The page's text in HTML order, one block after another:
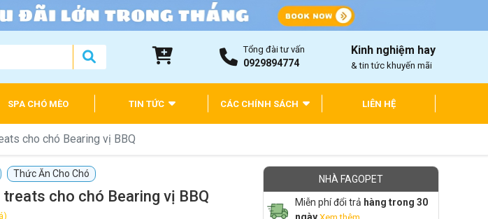
Tổng đài tư vấn
0929894774
Kinh nghiệm hay
& tin tức khuyến mãi
SPA CHÓ MÈO TIN TỨC CÁC CHÍNH SÁCH LIÊN HỆ
cho chó Bearing vị BBQ
Thức Ăn Cho Chó
cho chó Bearing vị BBQ
NHÀ FAGOPET
Miễn phí đổi trả hàng trong 30